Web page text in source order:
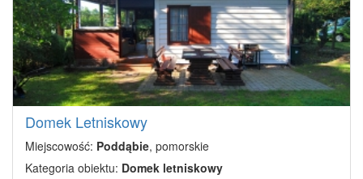
Domek Letniskowy
Miejscowość: Poddąbie, pomorskie
Kategoria obiektu: Domek letniskowy